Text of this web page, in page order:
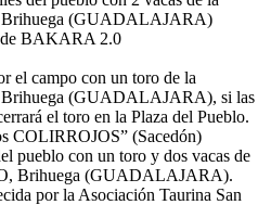
(GUADALAJARA)
de BAKARA 2.0
el campo con un toro de la
(GUADALAJARA), si las
el toro en la Plaza del Pueblo.
COLIRROJOS” (Sacedón)
pueblo con un toro y dos vacas de
Brihuega (GUADALAJARA).
por la Asociación Taurina San